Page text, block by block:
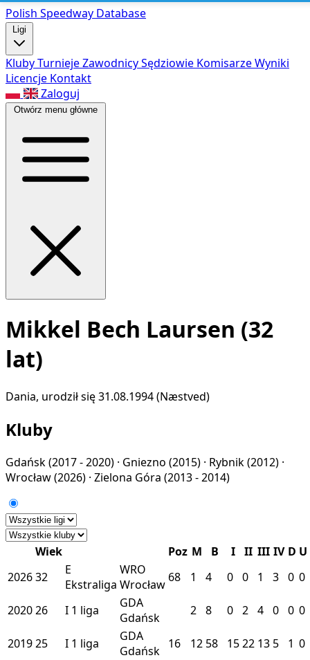
Polish Speedway Database
Ligi
KlubyTurniejeZawodnicySędziowie KomisarzeWyniki
Licencje Kontakt
Zaloguj
Otwórz menu główne
Mikkel Bech Laursen (32
lat)
Dania, urodził się 31.08.1994 (Næstved)
Kluby
Gdańsk(2017 - 2020) · Gniezno (2015) · Rybnik(2012) ·
Wrocław(2026) · Zielona Góra (2013 - 2014)
Wiek Poz M B I II III IV D U
202632
E
Ekstraliga
WRO
Wrocław 68 1 4 0 0 1 3 0 0
202026 I 1 liga
GDA
Gdańsk
2 8 0 2 4 0 0 0
201925 I 1 liga
GDA
Gdańsk 16 12 58 1522 13 5 1 0